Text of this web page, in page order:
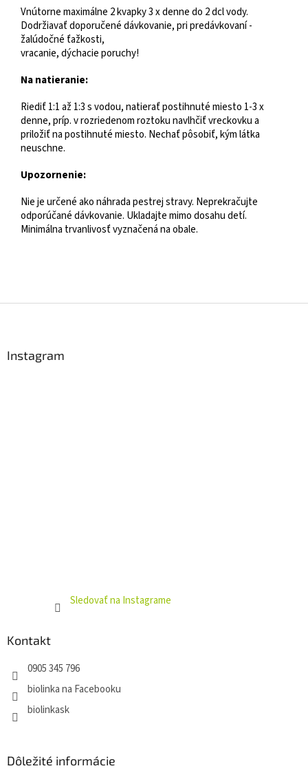
Vnútorne maximálne 2 kvapky 3 x denne do 2 dcl vody.
Dodržiavať doporučené dávkovanie, pri predávkovaní -
žalúdočné ťažkosti,
vracanie, dýchacie poruchy!
Na natieranie:
Riediť 1:1 až 1:3 s vodou, natierať postihnuté miesto 1-3 x
denne, príp. v rozriedenom roztoku navlhčiť vreckovku a
priložiť na postihnuté miesto. Nechať pôsobiť, kým látka
neuschne.
Upozornenie:
Nie je určené ako náhrada pestrej stravy. Neprekračujte
odporúčané dávkovanie. Ukladajte mimo dosahu detí.
Minimálna trvanlivosť vyznačená na obale.
Instagram
Sledovať na Instagrame
Kontakt
0905 345 796
biolinka na Facebooku
biolinkask
Dôležité informácie